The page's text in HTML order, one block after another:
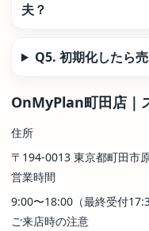
夫？
Q5. 初期化したら
OnMyPlan町田店｜
住所
〒194-0013 東京都町田市
営業時間
9:00〜18:00（最終受付
ご来店時の注意